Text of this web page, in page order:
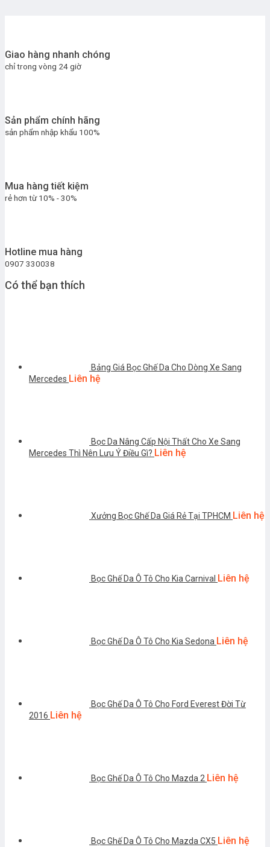
Giao hàng nhanh chóng
chỉ trong vòng 24 giờ
Sản phẩm chính hãng
sản phẩm nhập khẩu 100%
Mua hàng tiết kiệm
rẻ hơn từ 10% - 30%
Hotline mua hàng
0907 330038
Có thể bạn thích
Bảng Giá Bọc Ghế Da Cho Dòng Xe Sang
Mercedes Liên hệ
Bọc Da Nâng Cấp Nội Thất Cho Xe Sang
Mercedes Thì Nên Lưu Ý Điều Gì? Liên hệ
Xưởng Bọc Ghế Da Giá Rẻ Tại TPHCM Liên hệ
Bọc Ghế Da Ô Tô Cho Kia Carnival Liên hệ
Bọc Ghế Da Ô Tô Cho Kia Sedona Liên hệ
Bọc Ghế Da Ô Tô Cho Ford Everest Đời Từ
2016 Liên hệ
Bọc Ghế Da Ô Tô Cho Mazda 2 Liên hệ
Bọc Ghế Da Ô Tô Cho Mazda CX5 Liên hệ